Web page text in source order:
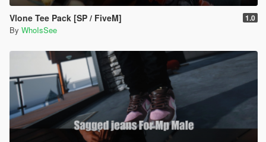
Vlone Tee Pack [SP / FiveM] 1.0
By WhoIsSee